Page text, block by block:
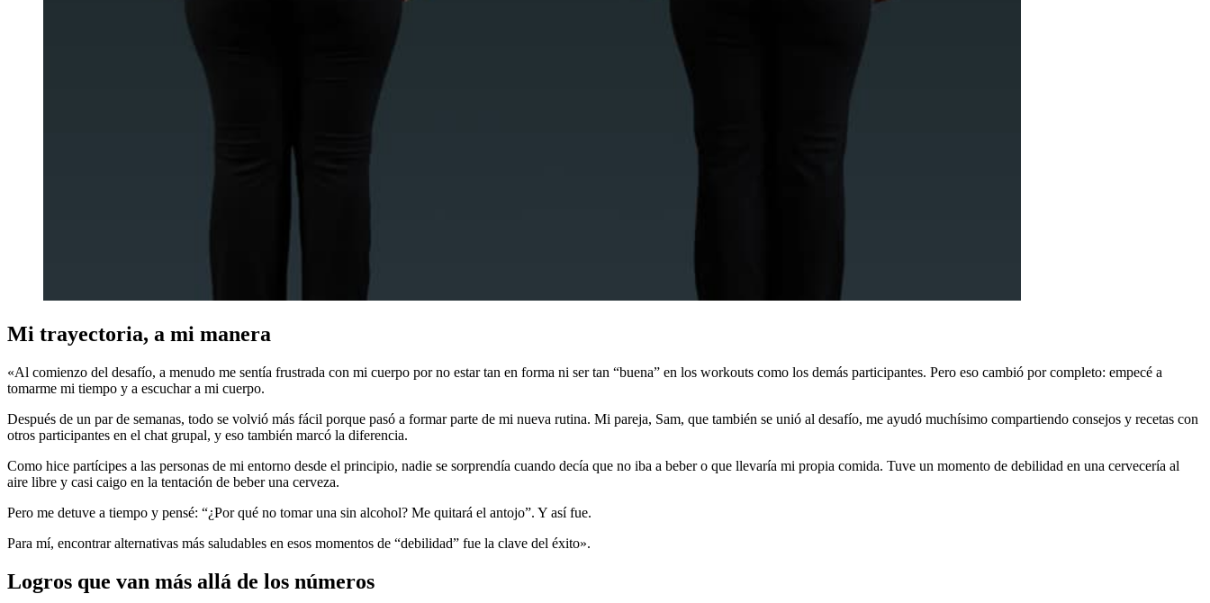
Mi trayectoria, a mi manera
«Al comienzo del desafío, a menudo me sentía frustrada con mi cuerpo por no estar tan en forma ni ser tan “buena” en los workouts como los demás participantes. Pero eso cambió por completo: empecé a
tomarme mi tiempo y a escuchar a mi cuerpo.
Después de un par de semanas, todo se volvió más fácil porque pasó a formar parte de mi nueva rutina. Mi pareja, Sam, que también se unió al desafío, me ayudó muchísimo compartiendo consejos y recetas con
otros participantes en el chat grupal, y eso también marcó la diferencia.
Como hice partícipes a las personas de mi entorno desde el principio, nadie se sorprendía cuando decía que no iba a beber o que llevaría mi propia comida. Tuve un momento de debilidad en una cervecería al
aire libre y casi caigo en la tentación de beber una cerveza.
Pero me detuve a tiempo y pensé: “¿Por qué no tomar una sin alcohol? Me quitará el antojo”. Y así fue.
Para mí, encontrar alternativas más saludables en esos momentos de “debilidad” fue la clave del éxito».
Logros que van más allá de los números